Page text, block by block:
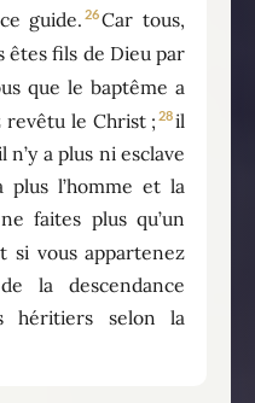
guide. 26Car tous,
êtes fils de Dieu par
que le baptême a
revêtu le Christ ; 28il
a plus ni esclave
l’homme et la
faites plus qu’un
si vous appartenez
la descendance
héritiers selon la